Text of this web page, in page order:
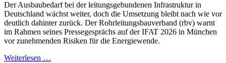
Der Ausbaubedarf bei der leitungsgebundenen Infrastruktur in
Deutschland wächst weiter, doch die Umsetzung bleibt nach wie vor
deutlich dahinter zurück. Der Rohrleitungsbauverband (rbv) warnt
im Rahmen seines Pressegesprächs auf der IFAT 2026 in München
vor zunehmenden Risiken für die Energiewende.
Weiterlesen …